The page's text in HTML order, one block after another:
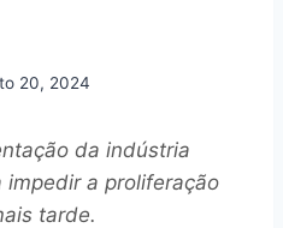
20, 2024
da indústria
impedir a proliferação
tarde.